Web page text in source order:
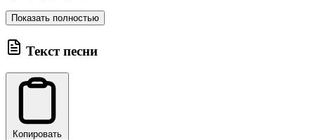
Показать полностью
Текст песни
Копировать